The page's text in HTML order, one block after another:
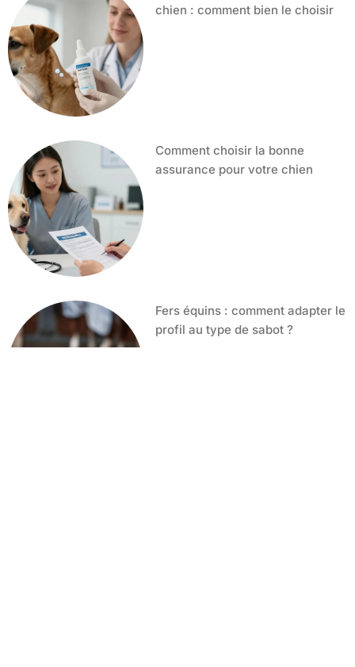
chien : comment bien le choisir
Comment choisir la bonne
assurance pour votre chien
Fers équins : comment adapter le
profil au type de sabot ?